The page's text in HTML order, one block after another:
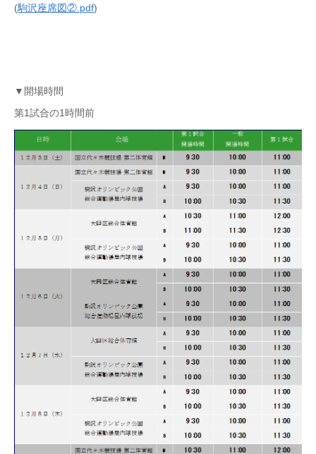
(駒沢座席図②.pdf)
▼開場時間
第1試合の1時間前